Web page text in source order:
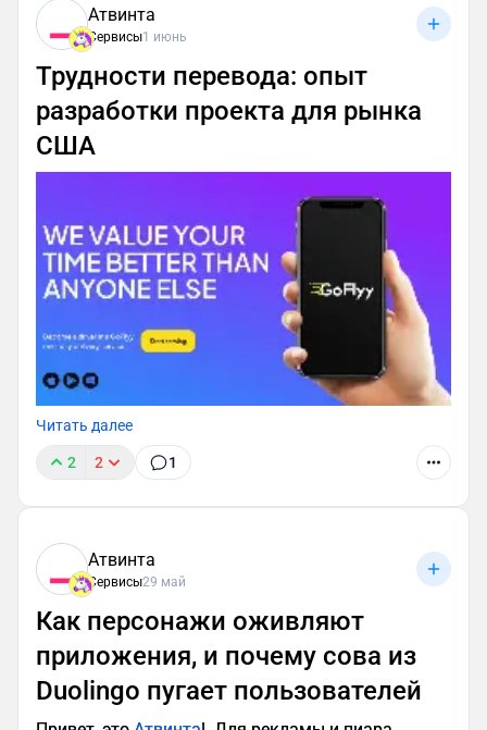
Атвинта
Сервисы1 июнь
Трудности перевода: опыт
разработки проекта для рынка
США
Читать далее
2 2 1
Атвинта
Сервисы29 май
Как персонажи оживляют
приложения, и почему сова из
Duolingo пугает пользователей